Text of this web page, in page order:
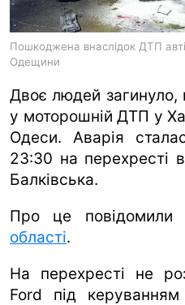
Пошкоджена внаслідок ДТП
Одещини
Двоє людей
у моторошній ДТП у
Одеси. Аварія
23:30 на перехресті
Балківська.
Про це
області.
На перехресті не
Ford під керуванням